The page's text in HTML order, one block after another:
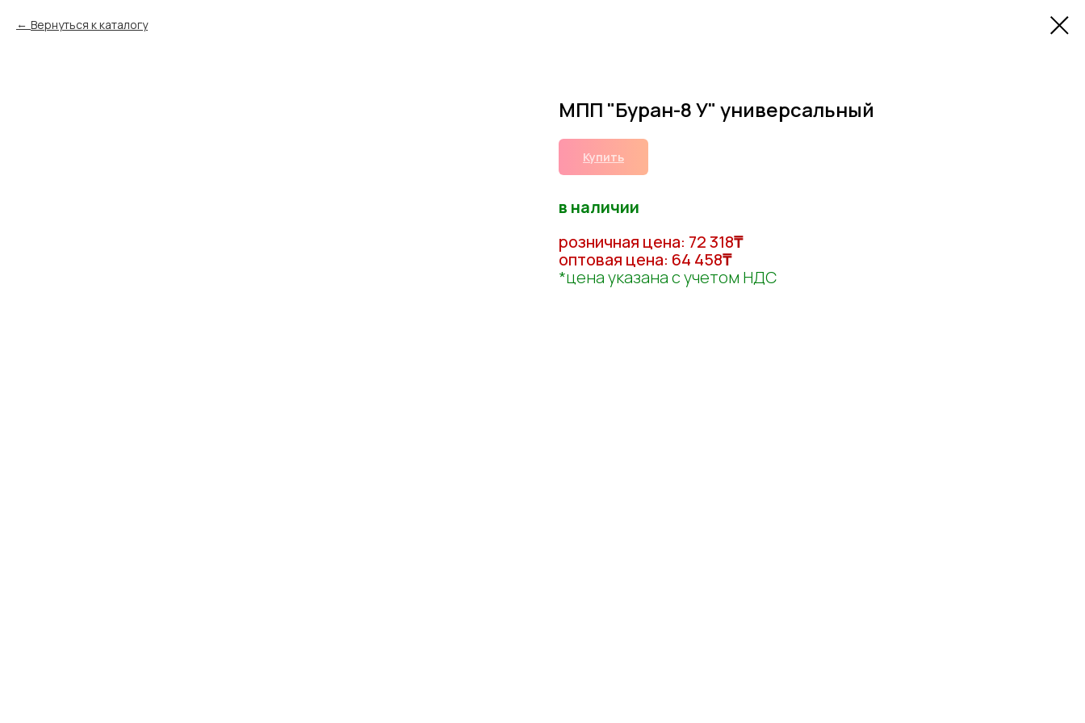
Вернуться к каталогу
МПП "Буран-8 У" универсальный
Купить
в наличии
розничная цена: 72 318₸
оптовая цена: 64 458₸
*цена указана с учетом НДС